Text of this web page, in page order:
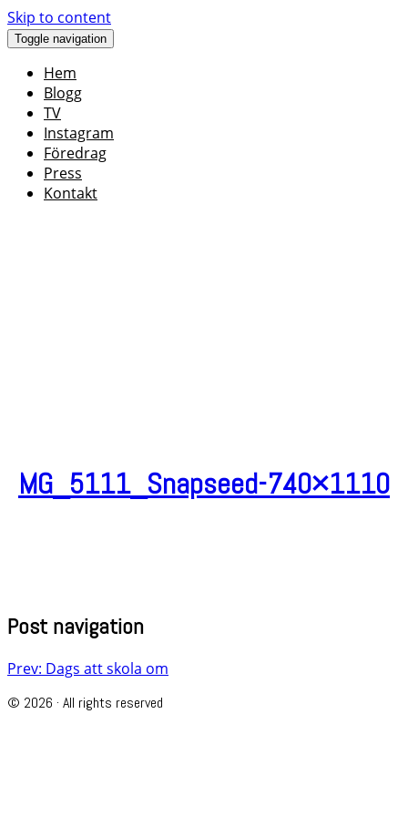
Skip to content
Toggle navigation
Hem
Blogg
TV
Instagram
Föredrag
Press
Kontakt
MG_5111_Snapseed-740×1110
Post navigation
Prev: Dags att skola om
© 2026 · All rights reserved